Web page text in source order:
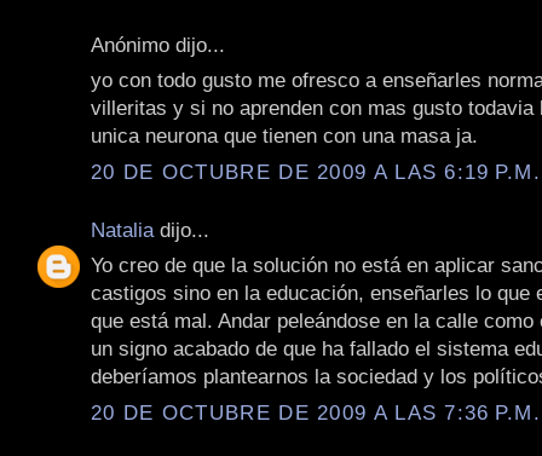
Anónimo dijo...
yo con todo gusto me ofresco a enseñarles
villeritas y si no aprenden con mas gusto todavia
unica neurona que tienen con una masa ja.
20 DE OCTUBRE DE 2009 A LAS 6:19 P.M.
Natalia dijo...
Yo creo de que la solución no está en aplicar
castigos sino en la educación, enseñarles lo que
que está mal. Andar peleándose en la calle
un signo acabado de que ha fallado el sistema
deberíamos plantearnos la sociedad y los
20 DE OCTUBRE DE 2009 A LAS 7:36 P.M.